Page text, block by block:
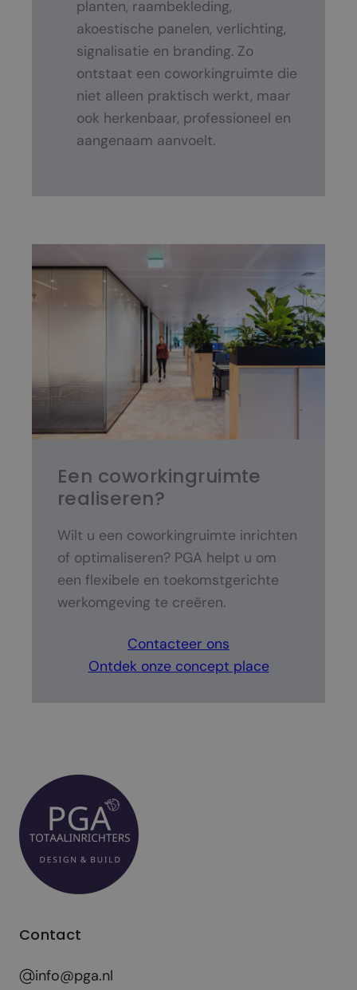
planten, raambekleding,
akoestische panelen, verlichting,
signalisatie en branding. Zo
ontstaat een coworkingruimte die
niet alleen praktisch werkt, maar
ook herkenbaar, professioneel en
aangenaam aanvoelt.
Een coworkingruimte
realiseren?
Wilt u een coworkingruimte inrichten
of optimaliseren? PGA helpt u om
een flexibele en toekomstgerichte
werkomgeving te creëren.
Contacteer ons
Ontdek onze concept place
Contact
info@pga.nl